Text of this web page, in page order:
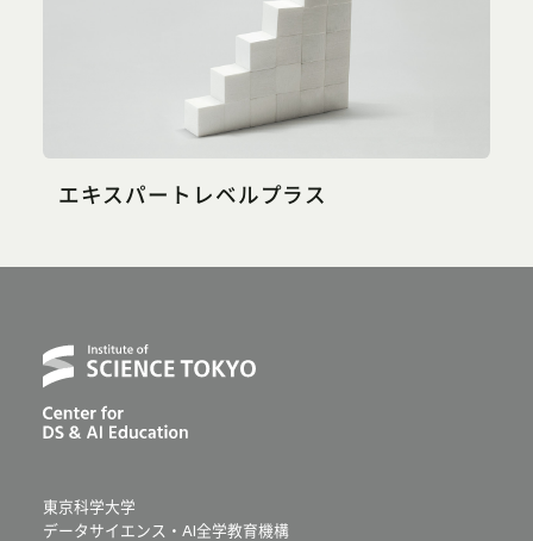
エキスパートレベルプラス
東京科学大学
データサイエンス・AI全学教育機構